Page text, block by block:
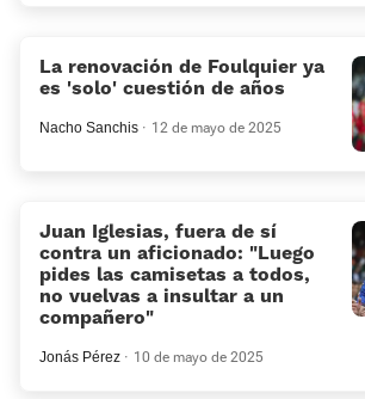
La renovación de Foulquier ya
es 'solo' cuestión de años
Nacho Sanchis 12 de mayo de 2025
Juan Iglesias, fuera de sí
contra un aficionado: «Luego
pides las camisetas a todos,
no vuelvas a insultar a un
compañero»
Jonás Pérez 10 de mayo de 2025